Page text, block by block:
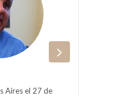
Aires el 27 de